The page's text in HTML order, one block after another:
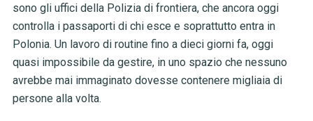
sono gli uffici della Polizia di frontiera, che ancora oggi
controlla i passaporti di chi esce e soprattutto entra in
Polonia. Un lavoro di routine fino a dieci giorni fa, oggi
quasi impossibile da gestire, in uno spazio che nessuno
avrebbe mai immaginato dovesse contenere migliaia di
persone alla volta.